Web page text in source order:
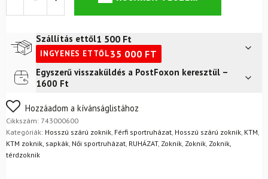
mennyiség
Szállítás ettől1 500 Ft
INGYENES ETTŐL35 000 FT
Futár a címre2 400
FoxPost
Egyszerű visszaküldés a PostFoxon keresztül –
1600 Ft
Nem biztos a választásában? Semmi gond – a terméket
egyszerűen visszaküldheti 14 napon belül, indoklás nélkül.
Mik a visszaküldés feltételei?
Hozzáadom a kívánságlistához
Cikkszám: 743000600
Kategóriák: Hosszú szárú zoknik Férfi sportruházat Hosszú szárú zoknik KTM
KTM zoknik, sapkák Női sportruházat RUHÁZAT, Zoknik Zoknik Zoknik,
térdzoknik